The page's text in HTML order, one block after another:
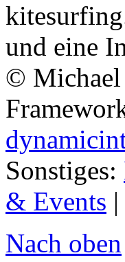
und eine
© Michael
Sonstiges:
& Events |
Nach oben